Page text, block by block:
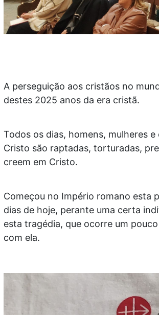
A perseguição aos cristãos no
destes 2025 anos da era cristã.
Todos os dias, homens, mulheres
Cristo são raptadas, torturadas,
creem em Cristo.
Começou no Império romano esta
dias de hoje, perante uma certa
esta tragédia, que ocorre um
com ela.